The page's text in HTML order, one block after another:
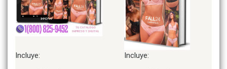
Incluye: Incluye: